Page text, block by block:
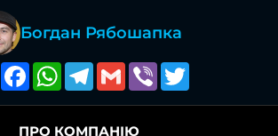
Богдан Рябошапка
Поширити
FacebookWhatsApp
Telegram
GmailViber
ПРО КОМПАНІЮ